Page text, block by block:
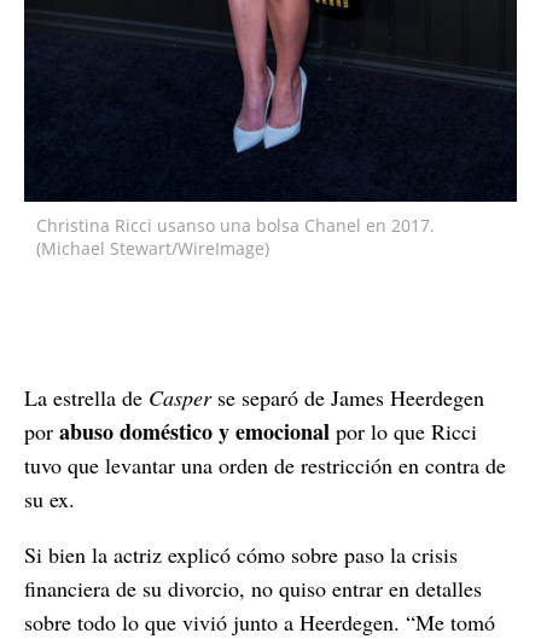
Christina Ricci usanso una bolsa Chanel en 2017.
(Michael Stewart/WireImage)
La estrella de Casper se separó de James Heerdegen
por abuso doméstico y emocional por lo que Ricci
tuvo que levantar una orden de restricción en contra de
su ex.
Si bien la actriz explicó cómo sobre paso la crisis
financiera de su divorcio, no quiso entrar en detalles
sobre todo lo que vivió junto a Heerdegen. “Me tomó